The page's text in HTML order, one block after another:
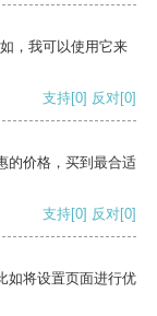
，我可以使用它来
支持[0] 反对[0]
的价格，买到最合适
支持[0] 反对[0]
如将设置页面进行优